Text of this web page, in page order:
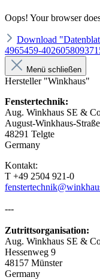
Oops! Your browser
Download
4965459-
Menü schließen
Hersteller "Winkhaus"
Fenstertechnik:
Aug. Winkhaus SE &
August-Winkhaus-
48291 Telgte
Germany
Kontakt:
T +49 2504 921-0
---
Zutrittsorganisation:
Aug. Winkhaus SE &
Hessenweg 9
48157 Münster
Germany